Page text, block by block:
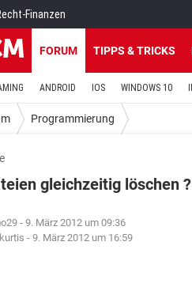
Finanzen
FORUM TIPPS & TRICKS
ANDROID IOS WINDOWS 10
Programmierung
gleichzeitig löschen ?
- 9. März 2012 um 09:36
kurtis - 9. März 2012 um 16:59